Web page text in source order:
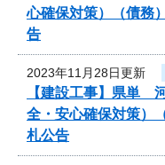
心確保対策）（債務
告
2023年11月28日更新
【建設工事】県単
全・安心確保対策）
札公告